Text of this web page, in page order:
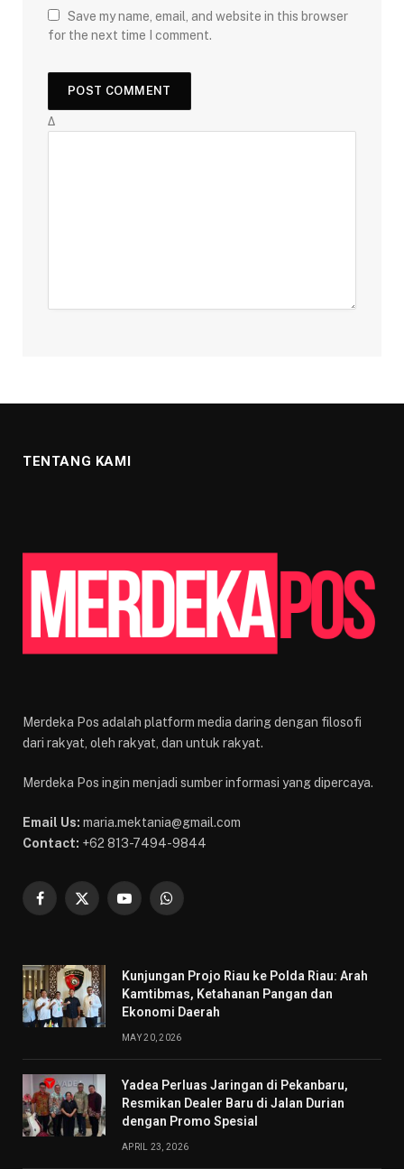
Save my name, email, and website in this browser
for the next time I comment.
Δ
TENTANG KAMI
Merdeka Pos adalah platform media daring dengan filosofi
dari rakyat, oleh rakyat, dan untuk rakyat.
Merdeka Pos ingin menjadi sumber informasi yang dipercaya.
Email Us: maria.mektania@gmail.com
Contact: +62 813-7494-9844
Facebook
X
YouTubeWhatsApp
Kunjungan Projo Riau ke Polda Riau: Arah
Kamtibmas, Ketahanan Pangan dan
Ekonomi Daerah
MAY 20, 2026
Yadea Perluas Jaringan di Pekanbaru,
Resmikan Dealer Baru di Jalan Durian
dengan Promo Spesial
APRIL 23, 2026